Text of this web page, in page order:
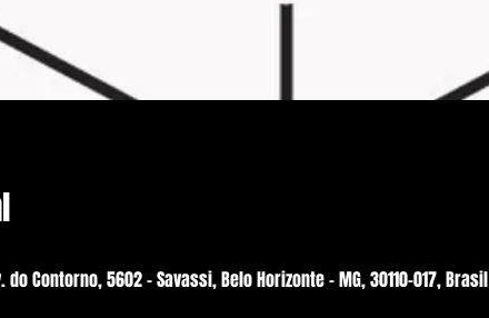
do Contorno, 5602 - Savassi, Belo Horizonte - MG, 30110-017, Brasil